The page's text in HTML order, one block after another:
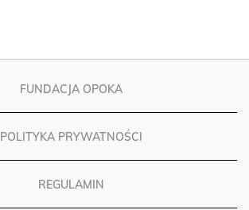
FUNDACJA OPOKA
POLITYKA PRYWATNOŚCI
REGULAMIN